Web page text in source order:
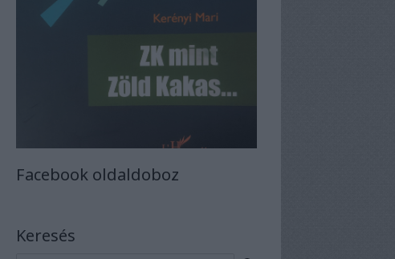
Facebook oldaldoboz
Keresés